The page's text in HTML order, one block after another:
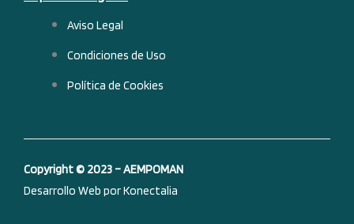
e
b
o
k
k
e
i
n
u
e
r
Aviso Legal
Condiciones de Uso
Política de Cookies
Copyright © 2023 – AEMPOMAN
Desarrollo Web por Konectalia